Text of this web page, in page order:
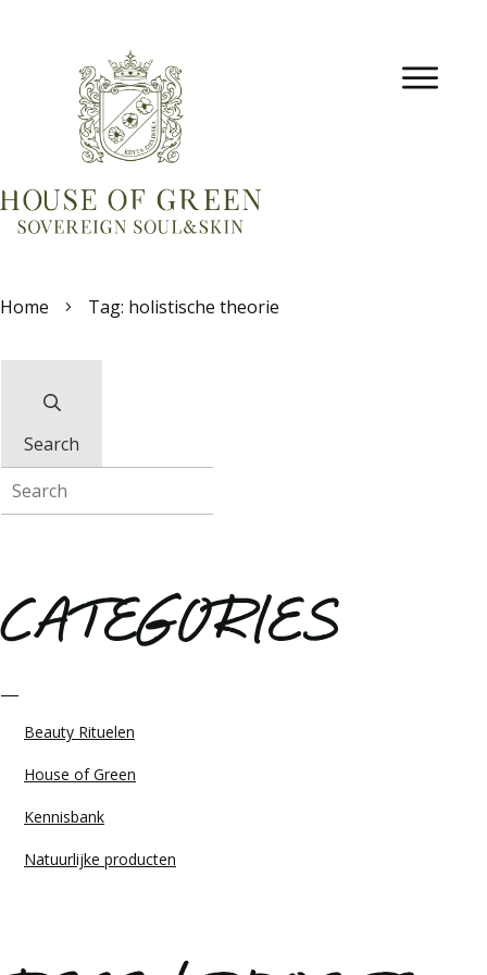
Home Tag: holistische theorie
Search
CATEGORIES
Beauty Rituelen
House of Green
Kennisbank
Natuurlijke producten